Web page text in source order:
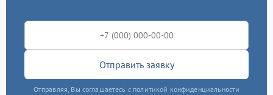
Отправить заявку
Отправляя, Вы соглашаетесь с политикой конфиденциальности